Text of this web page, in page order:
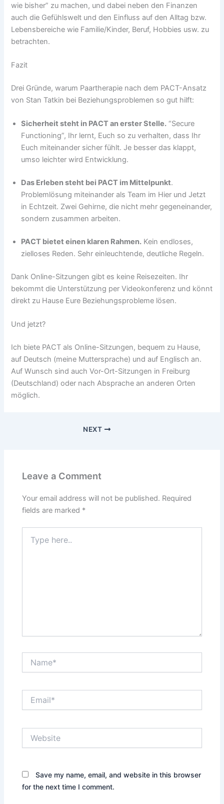
wie bisher” zu machen, und dabei neben den Finanzen
auch die Gefühlswelt und den Einfluss auf den Alltag bzw.
Lebensbereiche wie Familie/Kinder, Beruf, Hobbies usw. zu
betrachten.
Fazit
Drei Gründe, warum Paartherapie nach dem PACT-Ansatz
von Stan Tatkin bei Beziehungsproblemen so gut hilft:
Sicherheit steht in PACT an erster Stelle. “Secure
Functioning”, Ihr lernt, Euch so zu verhalten, dass Ihr
Euch miteinander sicher fühlt. Je besser das klappt,
umso leichter wird Entwicklung.
Das Erleben steht bei PACT im Mittelpunkt.
Problemlösung miteinander als Team im Hier und Jetzt
in Echtzeit. Zwei Gehirne, die nicht mehr gegeneinander,
sondern zusammen arbeiten.
PACT bietet einen klaren Rahmen. Kein endloses,
zielloses Reden. Sehr einleuchtende, deutliche Regeln.
Dank Online-Sitzungen gibt es keine Reisezeiten. Ihr
bekommt die Unterstützung per Videokonferenz und könnt
direkt zu Hause Eure Beziehungsprobleme lösen.
Und jetzt?
Ich biete PACT als Online-Sitzungen, bequem zu Hause,
auf Deutsch (meine Muttersprache) und auf Englisch an.
Auf Wunsch sind auch Vor-Ort-Sitzungen in Freiburg
(Deutschland) oder nach Absprache an anderen Orten
möglich.
NEXT
Leave a Comment
Your email address will not be published. Required
fields are marked *
here..
Save my name, email, and website in this browser
for the next time I comment.